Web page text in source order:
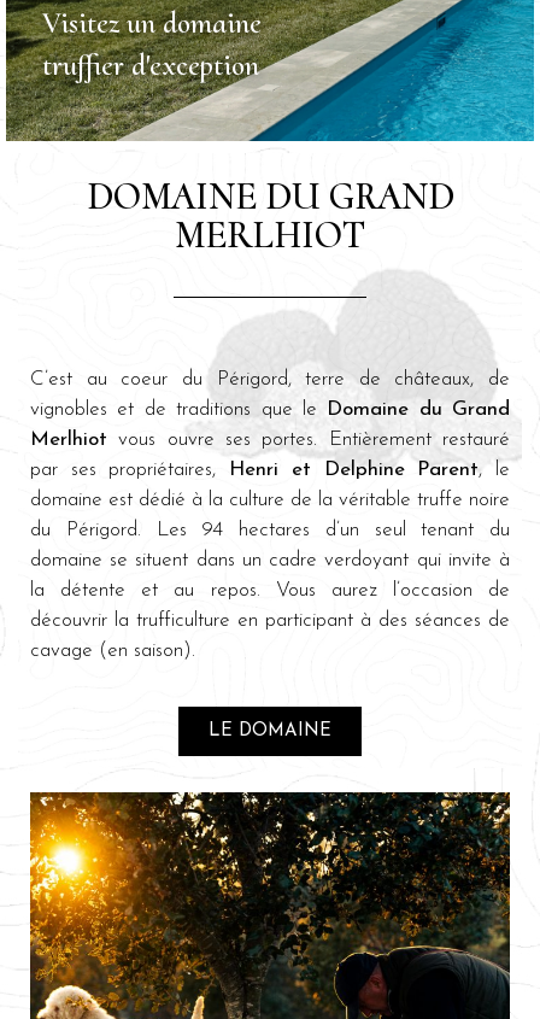
Visitez un domaine
truffier d'exception
DOMAINE DU GRAND
MERLHIOT
C’est au coeur du Périgord, terre de châteaux, de
vignobles et de traditions que le
Domaine du Grand
Merlhiot vous ouvre ses portes. Entièrement restauré
par ses propriétaires,
Henri et Delphine Parent, le
domaine est dédié à la culture de la véritable truffe noire
du Périgord. Les 94 hectares d’un seul tenant du
domaine se situent dans un cadre verdoyant qui invite à
la détente et au repos. Vous aurez l’occasion de
découvrir la trufficulture en participant à des séances de
cavage (en saison).
LE DOMAINE